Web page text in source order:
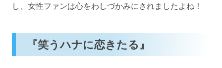
し、女性ファンは心をわしづかみにされましたよね！
『笑うハナに恋きたる』